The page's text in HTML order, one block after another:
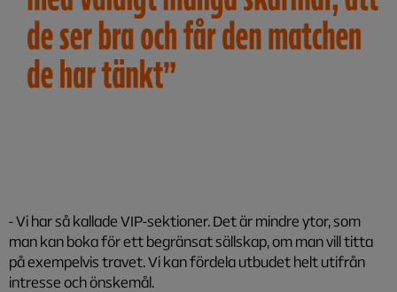
- Vi har så kallade VIP-sektioner. Det är mindre ytor, som
man kan boka för ett begränsat sällskap, om man vill titta
på exempelvis travet. Vi kan fördela utbudet helt utifrån
intresse och önskemål.